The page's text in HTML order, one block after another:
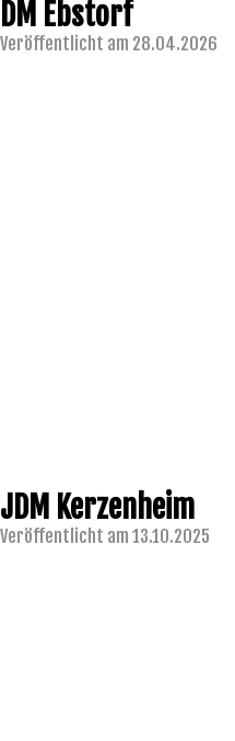
DM Ebstorf
Veröffentlicht am 28.04.2026
JDM Kerzenheim
Veröffentlicht am 13.10.2025